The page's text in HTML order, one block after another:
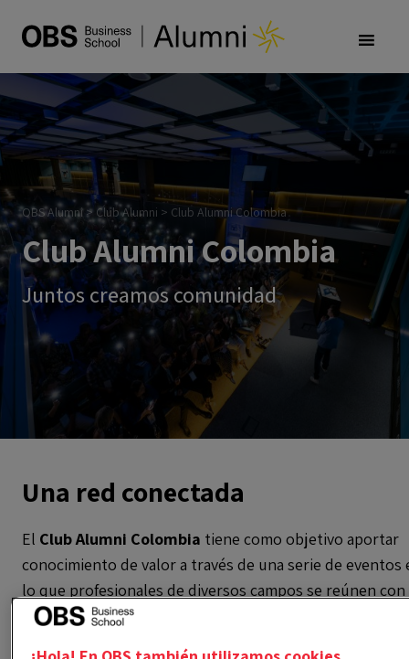
OBS Alumni > Club Alumni > Club Alumni Colombia
Club Alumni Colombia
Juntos creamos comunidad
Una red conectada
El Club Alumni Colombia tiene como objetivo aportar
conocimiento de valor a través de una serie de eventos
lo que profesionales de diversos campos se reúnen
objetivo de comentar y compartir sus experiencias y